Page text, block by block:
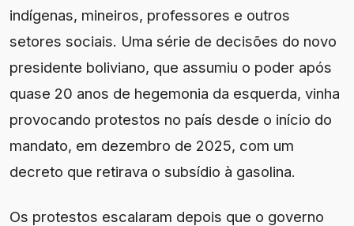
indígenas, mineiros, professores e outros
setores sociais. Uma série de decisões do novo
presidente boliviano, que assumiu o poder após
quase 20 anos de hegemonia da esquerda, vinha
provocando protestos no país desde o início do
mandato, em dezembro de 2025, com um
decreto que retirava o subsídio à gasolina.
Os protestos escalaram depois que o governo